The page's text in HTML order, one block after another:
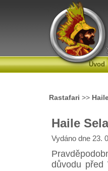
Úvod
Rastafari >>
Haile
Vydáno dne 23.
důvodu před